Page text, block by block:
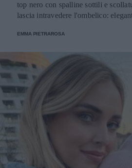
top nero con spalline sottili e
lascia intravedere l'ombelico:
EMMA PIETRAROSA